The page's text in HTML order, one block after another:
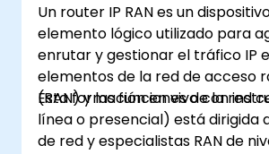
Un router IP RAN es un
elemento lógico utilizado para
enrutar y gestionar el tráfico IP
elementos de la red de acceso
(RAN) y las funciones de la red
Esta formación en vivo con
línea o presencial) está dirigida
de red y especialistas RAN de